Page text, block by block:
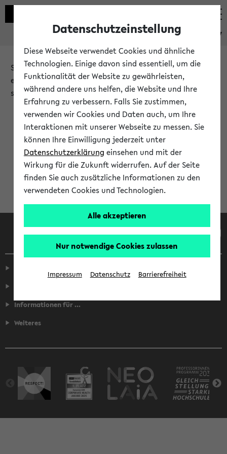
eKVV
Sie möchten auf eine eKVV Funktion zugreifen, die Ihnen
erst nach einer Anmeldung am System zur Verfügung
steht.
Bitte melden Sie sich an:
Anmeldung am eKVV
Informationen für ...
Weiteres
Datenschutzeinstellung
Diese Webseite verwendet Cookies und ähnliche
Technologien. Einige davon sind essentiell, um die
Funktionalität der Website zu gewährleisten,
während andere uns helfen, die Website und Ihre
Erfahrung zu verbessern. Falls Sie zustimmen,
verwenden wir Cookies und Daten auch, um Ihre
Interaktionen mit unserer Webseite zu messen. Sie
können Ihre Einwilligung jederzeit unter
Datenschutzerklärung einsehen und mit der
Wirkung für die Zukunft widerrufen. Auf der Seite
finden Sie auch zusätzliche Informationen zu den
verwendeten Cookies und Technologien.
Alle akzeptieren
Nur notwendige Cookies zulassen
Impressum Datenschutz Barrierefreiheit